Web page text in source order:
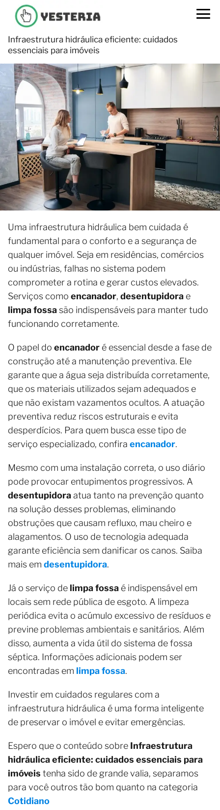
Infraestrutura hidráulica eficiente: cuidados
essenciais para imóveis
Uma infraestrutura hidráulica bem cuidada é
fundamental para o conforto e a segurança de
qualquer imóvel. Seja em residências, comércios
ou indústrias, falhas no sistema podem
comprometer a rotina e gerar custos elevados.
Serviços como encanador, desentupidora e
limpa fossasão indispensáveis para manter tudo
funcionando corretamente.
O papel do encanador é essencial desde a fase de
construção até a manutenção preventiva. Ele
garante que a água seja distribuída corretamente,
que os materiais utilizados sejam adequados e
que não existam vazamentos ocultos. A atuação
preventiva reduz riscos estruturais e evita
desperdícios. Para quem busca esse tipo de
serviço especializado, confira encanador.
Mesmo com uma instalação correta, o uso diário
pode provocar entupimentos progressivos. A
desentupidoraatua tanto na prevenção quanto
na solução desses problemas, eliminando
obstruções que causam refluxo, mau cheiro e
alagamentos. O uso de tecnologia adequada
garante eficiência sem danificar os canos. Saiba
mais em desentupidora.
Já o serviço de limpa fossa é indispensável em
locais sem rede pública de esgoto. A limpeza
periódica evita o acúmulo excessivo de resíduos e
previne problemas ambientais e sanitários. Além
disso, aumenta a vida útil do sistema de fossa
séptica. Informações adicionais podem ser
encontradas em limpa fossa.
Investir em cuidados regulares com a
infraestrutura hidráulica é uma forma inteligente
de preservar o imóvel e evitar emergências.
Espero que o conteúdo sobre Infraestrutura
hidráulica eficiente: cuidados essenciais para
imóveis tenha sido de grande valia, separamos
para você outros tão bom quanto na categoria
Cotidiano